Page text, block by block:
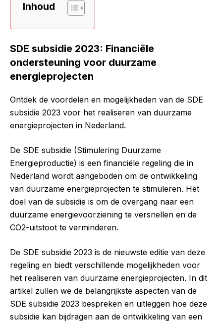
Inhoud
SDE subsidie 2023: Financiële
ondersteuning voor duurzame
energieprojecten
Ontdek de voordelen en mogelijkheden van de SDE
subsidie 2023 voor het realiseren van duurzame
energieprojecten in Nederland.
De SDE subsidie (Stimulering Duurzame
Energieproductie) is een financiële regeling die in
Nederland wordt aangeboden om de ontwikkeling
van duurzame energieprojecten te stimuleren. Het
doel van de subsidie is om de overgang naar een
duurzame energievoorziening te versnellen en de
CO2-uitstoot te verminderen.
De SDE subsidie 2023 is de nieuwste editie van deze
regeling en biedt verschillende mogelijkheden voor
het realiseren van duurzame energieprojecten. In dit
artikel zullen we de belangrijkste aspecten van de
SDE subsidie 2023 bespreken en uitleggen hoe deze
subsidie kan bijdragen aan de ontwikkeling van een